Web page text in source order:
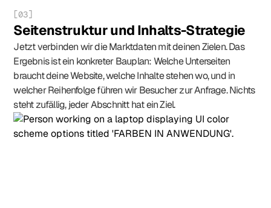
[03]
Seitenstruktur und Inhalts-Strategie
Jetzt verbinden wir die Marktdaten mit deinen Zielen. Das
Ergebnis ist ein konkreter Bauplan: Welche Unterseiten
braucht deine Website, welche Inhalte stehen wo, und in
welcher Reihenfolge führen wir Besucher zur Anfrage. Nichts
steht zufällig, jeder Abschnitt hat ein Ziel.